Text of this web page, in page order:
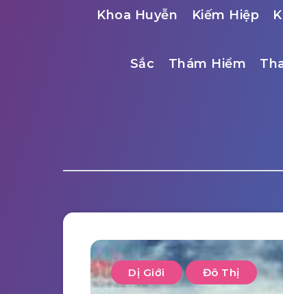
Khoa Huyễn Kiếm Hiệp
Sắc Thám Hiểm
Dị Giới Đô Thị